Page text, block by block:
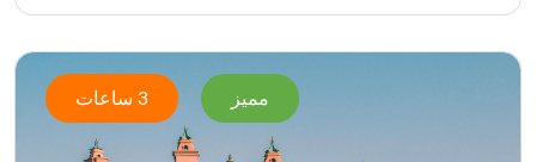
مميز 3 ساعات